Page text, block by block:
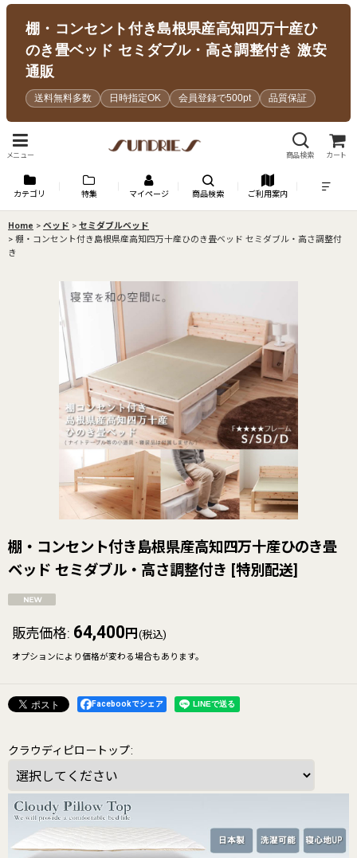
棚・コンセント付き島根県産高知四万十産ひ
のき畳ベッド セミダブル・高さ調整付き 激安
通販
送料無料多数 日時指定OK 会員登録で500pt 品質保証
メニュー 商品検索 カート
カテゴリ 特集 マイページ 商品検索 ご利用案内
Home > ベッド > セミダブルベッド
> 棚・コンセント付き島根県産高知四万十産ひのき畳ベッド セミダブル・高さ調整付
き
棚・コンセント付き島根県産高知四万十産ひのき畳
ベッド セミダブル・高さ調整付き [特別配送]
販売価格: 64,400 円 (税込)
オプションにより価格が変わる場合もあります。
Facebookでシェア
クラウディピロートップ: